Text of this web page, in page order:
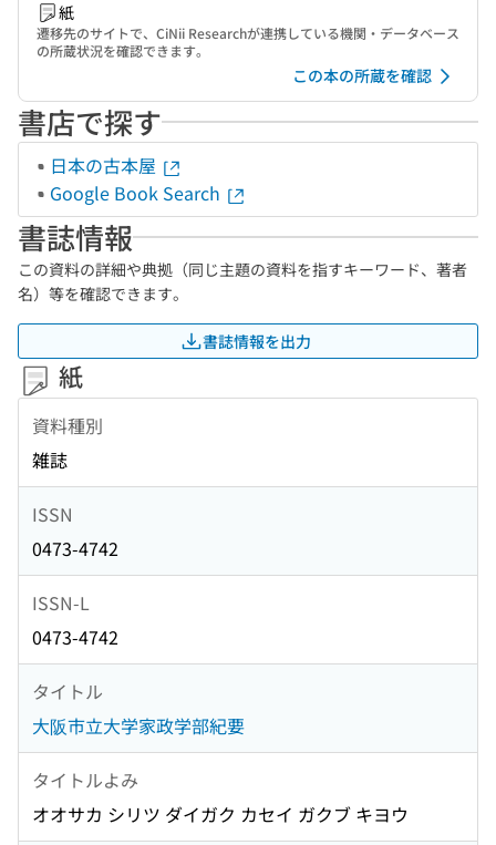
紙
遷移先のサイトで、CiNii Researchが連携している機関・データベース
の所蔵状況を確認できます。
この本の所蔵を確認
書店で探す
日本の古本屋
Google Book Search
書誌情報
この資料の詳細や典拠（同じ主題の資料を指すキーワード、著者
名）等を確認できます。
書誌情報を出力
紙
資料種別
雑誌
ISSN
0473-4742
ISSN-L
0473-4742
タイトル
大阪市立大学家政学部紀要
タイトルよみ
オオサカ シリツ ダイガク カセイ ガクブ キヨウ